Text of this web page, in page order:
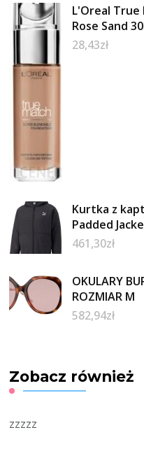
L'Oreal True
Rose Sand
28,43zł
Kurtka z
Padded
461,30zł
OKULARY
ROZMIAR M
582,94zł
Zobacz również
zzzzz